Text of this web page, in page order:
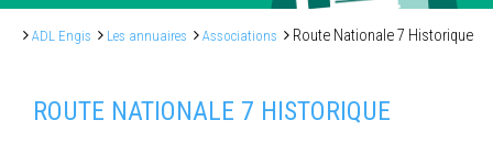
ADL Engis Les annuaires Associations Route Nationale 7 Historique
ROUTE NATIONALE 7 HISTORIQUE